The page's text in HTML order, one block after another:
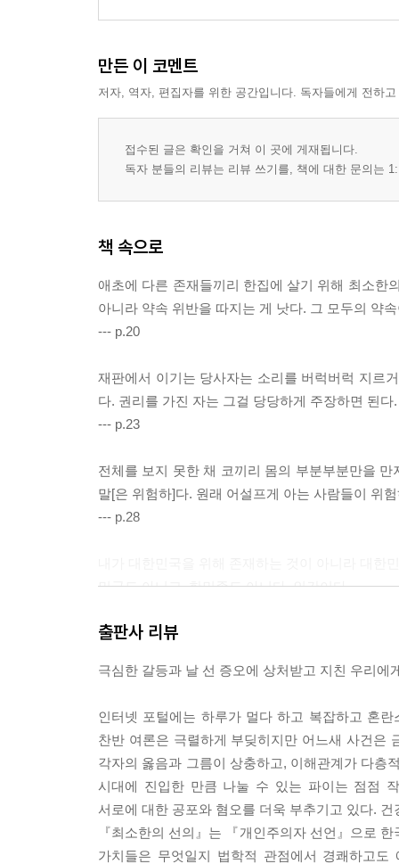
만든 이 코멘트
저자, 역자, 편집자를 위한 공간입니다. 독자들에게 전하
접수된 글은 확인을 거쳐 이 곳에 게재됩니다.
독자 분들의 리뷰는 리뷰 쓰기를, 책에 대한 문의는
책 속으로
애초에 다른 존재들끼리 한집에 살기 위해 최소한
아니라 약속 위반을 따지는 게 낫다. 그 모두의 약
--- p.20
재판에서 이기는 당사자는 소리를 버럭버럭 지르
다. 권리를 가진 자는 그걸 당당하게 주장하면 된
--- p.23
전체를 보지 못한 채 코끼리 몸의 부분부분만을
말[은 위험하]다. 원래 어설프게 아는 사람들이 위
--- p.28
민국도 아니고, 한민족도 아니다. 인간이다.
배심원들은 판사들보다 낮은 양형을 선택하는 경
--- p.58~59
인간을 존엄하게 대하는 사회는 제도만으로 건설
감사할 줄 알아야지. 이런 마음이 지배하는 사회
사회다.
--- p.73
출판사 리뷰
극심한 갈등과 날 선 증오에 상처받고 지친 우리에
인터넷 포털에는 하루가 멀다 하고 복잡하고 혼
찬반 여론은 극렬하게 부딪히지만 어느새 사건은
각자의 옳음과 그름이 상충하고, 이해관계가 다층
시대에 진입한 만큼 나눌 수 있는 파이는 점점
서로에 대한 공포와 혐오를 더욱 부추기고 있다.
『최소한의 선의』는 『개인주의자 선언』으로
가치들은 무엇일지 법학적 관점에서 경쾌하고